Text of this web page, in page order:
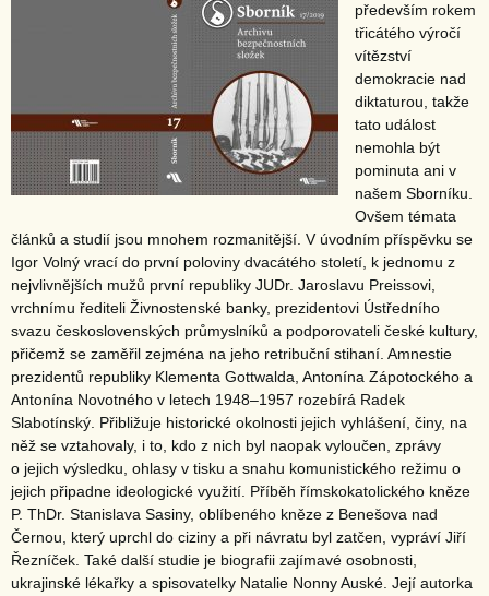
především rokem
třicátého výročí
vítězství
demokracie nad
diktaturou, takže
tato událost
nemohla být
pominuta ani v
našem Sborníku.
Ovšem témata
článků a studií jsou mnohem rozmanitější. V úvodním příspěvku se
Igor Volný vrací do první poloviny dvacátého století, k jednomu z
nejvlivnějších mužů první republiky JUDr. Jaroslavu Preissovi,
vrchnímu řediteli Živnostenské banky, prezidentovi Ústředního
svazu československých průmyslníků a podporovateli české kultury,
přičemž se zaměřil zejména na jeho retribuční stihaní. Amnestie
prezidentů republiky Klementa Gottwalda, Antonína Zápotockého a
Antonína Novotného v letech 1948–1957 rozebírá Radek
Slabotínský. Přibližuje historické okolnosti jejich vyhlášení, činy, na
něž se vztahovaly, i to, kdo z nich byl naopak vyloučen, zprávy
o jejich výsledku, ohlasy v tisku a snahu komunistického režimu o
jejich připadne ideologické využití. Příběh římskokatolického kněze
P. ThDr. Stanislava Sasiny, oblíbeného kněze z Benešova nad
Černou, který uprchl do ciziny a při návratu byl zatčen, vypráví Jiří
Řezníček. Také další studie je biografii zajímavé osobnosti,
ukrajinské lékařky a spisovatelky Natalie Nonny Auské. Její autorka